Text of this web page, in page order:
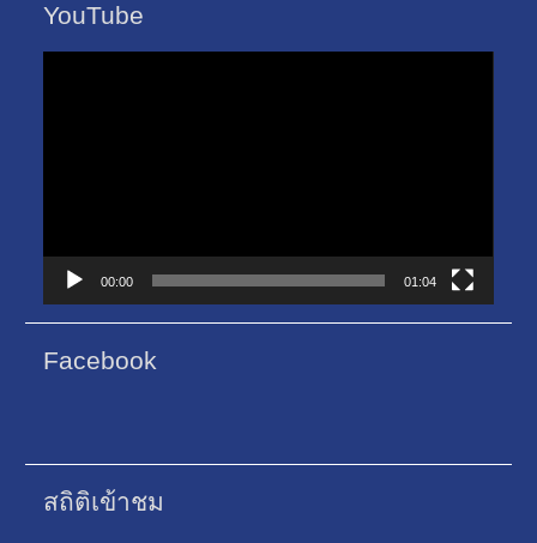
YouTube
00:00 01:04
Facebook
สถิติเข้าชม